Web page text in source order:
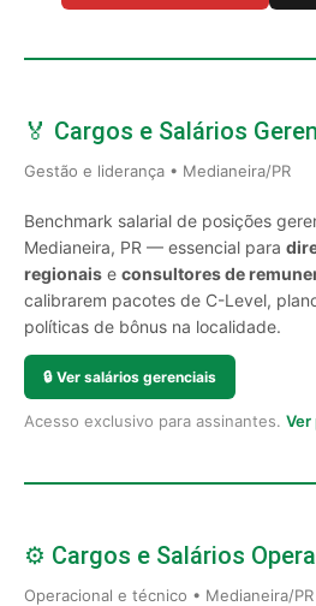
🏅 Cargos e Salários
Gestão e liderança • Medianeira/PR
Benchmark salarial de posições
Medianeira, PR — essencial para
regionais e consultores de
calibrarem pacotes de C-Level,
políticas de bônus na localidade.
🔒 Ver salários gerenciais
Acesso exclusivo para assinantes. Ver
⚙️ Cargos e Salários
Operacional e técnico • Medianeira/PR